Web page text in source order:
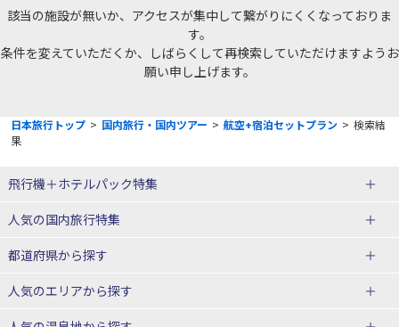
該当の施設が無いか、アクセスが集中して繋がりにくくなっておりま
す。
条件を変えていただくか、しばらくして再検索していただけますようお
願い申し上げます。
日本旅行トップ > 国内旅行・国内ツアー > 航空+宿泊セットプラン > 検索結
果
飛行機＋ホテルパック特集
赤い風船ダイナミックパッケージ
ＪＡＬで行く飛行機+ホテルパック
人気の国内旅行特集
東京ディズニーリゾート®への旅
ユニバーサル・スタジオ・ジャパ
都道府県から探す
北海道旅行・ツアー
人気のエリアから探す